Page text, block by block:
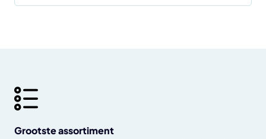
Grootste assortiment